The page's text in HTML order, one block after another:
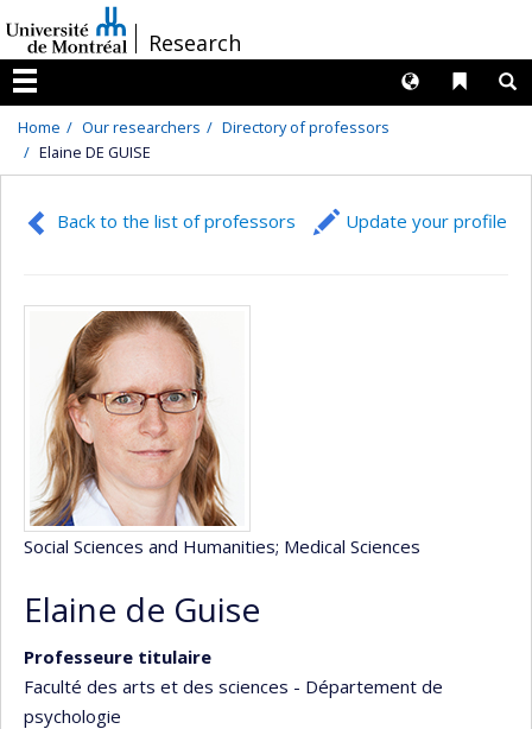
au
contenu
/Research
Menu
Liens
Langues
Home Our researchers
Directory of professors
Elaine DE GUISE
Back to the list of professors Update your profile
Social Sciences and Humanities; Medical Sciences
Elaine de Guise
Professeure titulaire
Faculté des arts et des sciences - Département de
psychologie